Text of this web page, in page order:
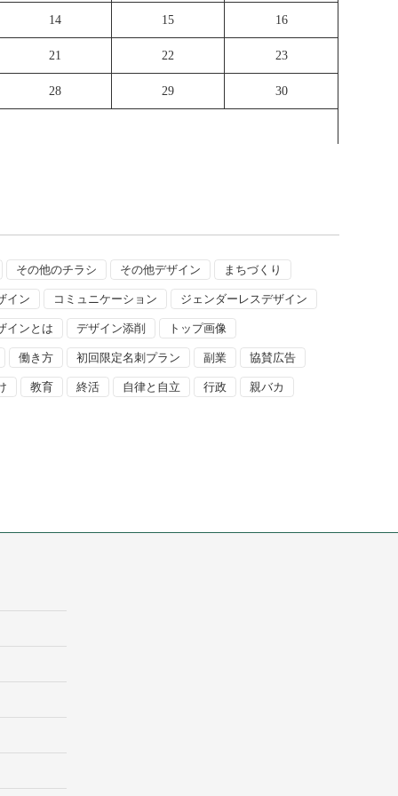
14 15 16
21 22 23
28 29 30
その他のチラシ その他デザイン まちづくり
イン コミュニケーション ジェンダーレスデザイン
インとは デザイン添削 トップ画像
働き方 初回限定名刺プラン 副業 協賛広告
教育 終活 自律と自立 行政 親バカ